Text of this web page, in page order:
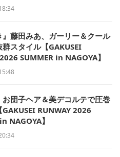
』藤田みあ、ガーリー＆クール
スタイル【GAKUSEI
SUMMER in NAGOYA】
お団子ヘア＆美デコルテで圧巻
RUNWAY 2026
NAGOYA】